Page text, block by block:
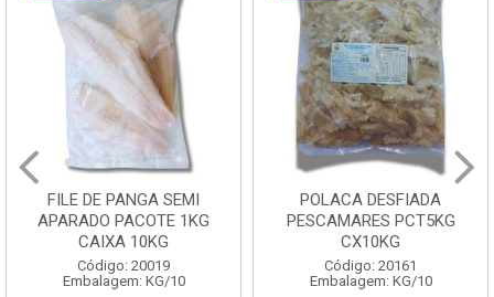
FILE DE PANGA SEMI
APARADO PACOTE 1KG
CAIXA 10KG
Código: 20019
Embalagem: KG/10
POLACA DESFIADA
PESCAMARES PCT5KG
CX10KG
Código: 20161
Embalagem: KG/10